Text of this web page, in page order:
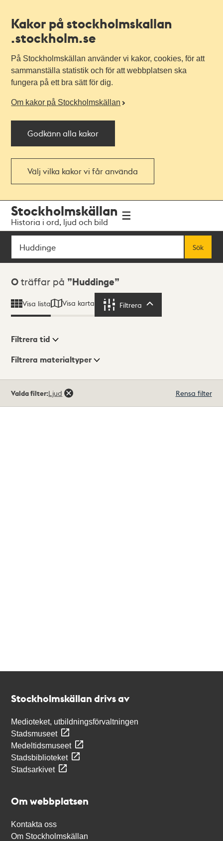
Kakor på stockholmskallan
.stockholm.se
På Stockholmskällan använder vi kakor, cookies, för att
sammanställa statistik och för att webbplatsen ska
fungera på ett bra sätt för dig.
Om kakor på Stockholmskällan
Godkänn alla kakor
Välj vilka kakor vi får använda
navigationen
huvudinnehållet
Stockholmskällan
Historia i ord, ljud och bild
Sök
Sök
Sökresultat
0 träffar på Huddinge
Visa lista Visa karta Filtrera
Visningsläge
Filtrera tid
Filtrera materialtyper
träffar
Valda filter:Ljud Rensa filter
Stockholmskällan drivs av
Medioteket, utbildningsförvaltningen
Stadsmuseet
Medeltidsmuseet
Stadsbiblioteket
Stadsarkivet
Om webbplatsen
Kontakta oss
Om Stockholmskällan